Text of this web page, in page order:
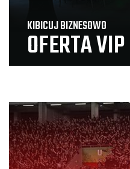
KIBICUJ BIZNESOWO
OFERTA VIP